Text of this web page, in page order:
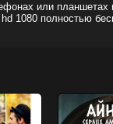
или
1080 полностью